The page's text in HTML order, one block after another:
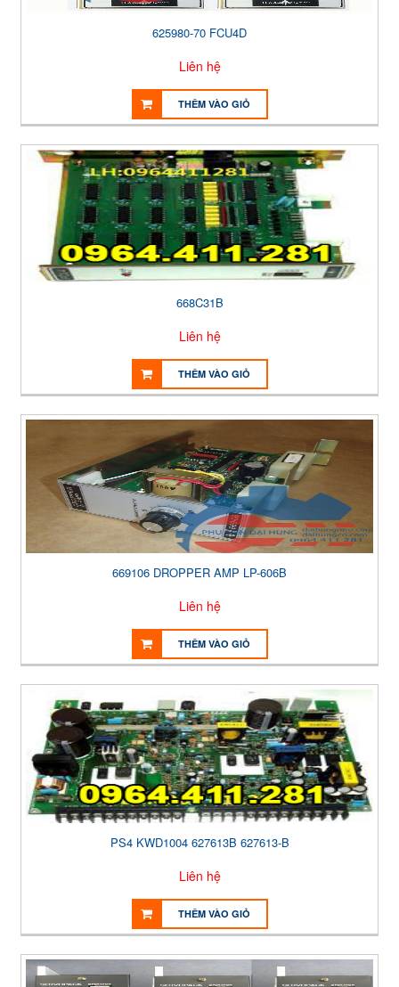
625980-70 FCU4D
Liên hệ
THÊM VÀO GIỎ
668C31B
Liên hệ
THÊM VÀO GIỎ
669106 DROPPER AMP LP-606B
Liên hệ
THÊM VÀO GIỎ
PS4 KWD1004 627613B 627613-B
Liên hệ
THÊM VÀO GIỎ